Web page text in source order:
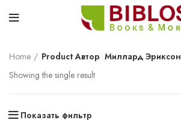
Home Product Автор Миллард Эриксон
Showing the single result
Показать фильтр